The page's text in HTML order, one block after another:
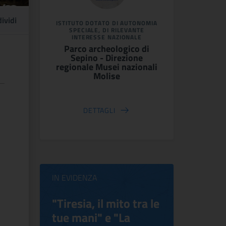
ISTITUTO DOTATO DI AUTONOMIA
SPECIALE, DI RILEVANTE
INTERESSE NAZIONALE
Parco archeologico di
Sepino - Direzione
regionale Musei nazionali
Molise
DETTAGLI
IN EVIDENZA
"Tiresia, il mito tra le
tue mani" e "La